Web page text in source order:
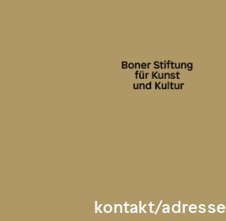
kontakt/adresse